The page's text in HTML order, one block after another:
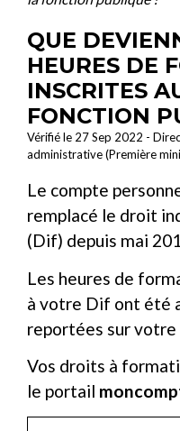
QUE
HEURES DE
INSCRITES
FONCTION
Vérifié le 27 Sep 2022 -
administrative (Première
Le compte
remplacé le droit
(Dif) depuis mai
Les heures de
à votre Dif ont été
reportées sur votre
Vos droits à
le portail